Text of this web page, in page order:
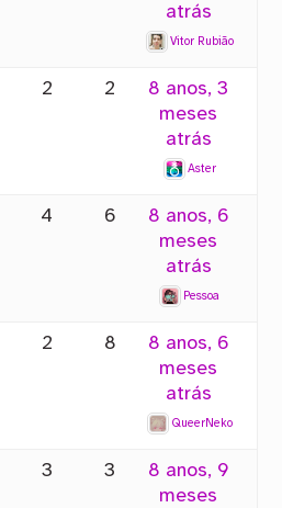
atrás
Vitor Rubião
2 2
8 anos, 3
meses
atrás
Aster
4 6
8 anos, 6
meses
atrás
Pessoa
2 8
8 anos, 6
meses
atrás
QueerNeko
3 3
8 anos, 9
meses